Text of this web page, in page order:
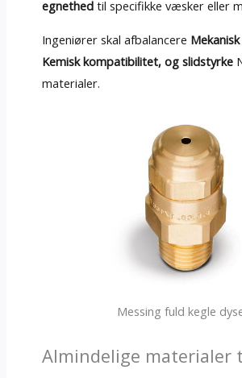
egnethedtil specifikke væsker eller
Ingeniører skal afbalancere
Kemisk kompatibilitet, og slidstyrke
materialer.
Messing fuld kegle
Almindelige materialer